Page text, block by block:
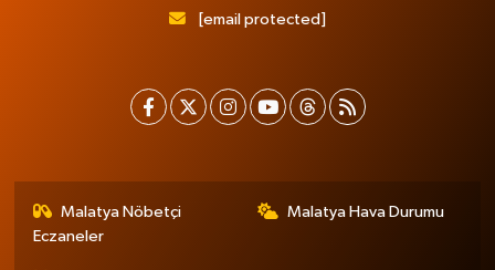
[email protected]
Malatya Nöbetçi
Eczaneler
Malatya Hava Durumu